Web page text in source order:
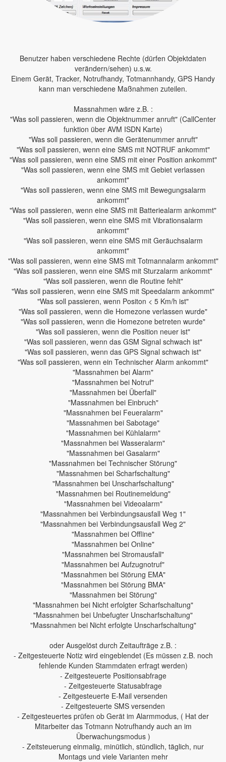
Benutzer haben verschiedene Rechte (dürfen Objektdaten
verändern/sehen) u.s.w.
Einem Gerät, Tracker, Notrufhandy, Totmannhandy, GPS Handy
kann man verschiedene Maßnahmen zuteilen.
Massnahmen wäre z.B. :
"Was soll passieren, wenn die Objektnummer anruft" (CallCenter
funktion über AVM ISDN Karte)
"Was soll passieren, wenn die Gerätenummer anruft"
"Was soll passieren, wenn eine SMS mit NOTRUF ankommt"
"Was soll passieren, wenn eine SMS mit einer Position ankommt"
"Was soll passieren, wenn eine SMS mit Gebiet verlassen
ankommt"
"Was soll passieren, wenn eine SMS mit Bewegungsalarm
ankommt"
"Was soll passieren, wenn eine SMS mit Batteriealarm ankommt"
"Was soll passieren, wenn eine SMS mit Vibrationsalarm
ankommt"
"Was soll passieren, wenn eine SMS mit Geräuchsalarm
ankommt"
"Was soll passieren, wenn eine SMS mit Totmannalarm ankommt"
"Was soll passieren, wenn eine SMS mit Sturzalarm ankommt"
"Was soll passieren, wenn die Routine fehlt"
"Was soll passieren, wenn eine SMS mit Speedalarm ankommt"
"Was soll passieren, wenn Positon < 5 Km/h ist"
"Was soll passieren, wenn die Homezone verlassen wurde"
"Was soll passieren, wenn die Homezone betreten wurde"
"Was soll passieren, wenn die Position neuer ist"
"Was soll passieren, wenn das GSM Signal schwach ist"
"Was soll passieren, wenn das GPS Signal schwach ist"
"Was soll passieren, wenn ein Technischer Alarm ankommt"
"Massnahmen bei Alarm"
"Massnahmen bei Notruf"
"Massnahmen bei Überfall"
"Massnahmen bei Einbruch"
"Massnahmen bei Feueralarm"
"Massnahmen bei Sabotage"
"Massnahmen bei Kühlalarm"
"Massnahmen bei Wasseralarm"
"Massnahmen bei Gasalarm"
"Massnahmen bei Technischer Störung"
"Massnahmen bei Scharfschaltung"
"Massnahmen bei Unscharfschaltung"
"Massnahmen bei Routinemeldung"
"Massnahmen bei Videoalarm"
"Massnahmen bei Verbindungsausfall Weg 1"
"Massnahmen bei Verbindungsausfall Weg 2"
"Massnahmen bei Offline"
"Massnahmen bei Online"
"Massnahmen bei Stromausfall"
"Massnahmen bei Aufzugnotruf"
"Massnahmen bei Störung EMA"
"Massnahmen bei Störung BMA"
"Massnahmen bei Störung"
"Massnahmen bei Nicht erfolgter Scharfschaltung"
"Massnahmen bei Unbefugter Unscharfschaltung"
"Massnahmen bei Nicht erfolgte Unscharfschaltung"
oder Ausgelöst durch Zeitaufträge z.B. :
- Zeitgesteuerte Notiz wird eingeblendet (Es müssen z.B. noch
fehlende Kunden Stammdaten erfragt werden)
- Zeitgesteuerte Positionsabfrage
- Zeitgesteuerte Statusabfrage
- Zeitgesteuerte E-Mail versenden
- Zeitgesteuerte SMS versenden
- Zeitgesteuertes prüfen ob Gerät im Alarmmodus, ( Hat der
Mitarbeiter das Totmann Notrufhandy auch an im
Überwachungsmodus )
- Zeitsteuerung einmalig, minütlich, stündlich, täglich, nur
Montags und viele Varianten mehr